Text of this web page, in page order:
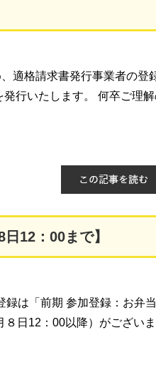
適格請求書発行事業者の登
行いたします。 何卒ご理
12：00まで】
録は「前期 参加登録：お弁当
日12：00以降）がございま